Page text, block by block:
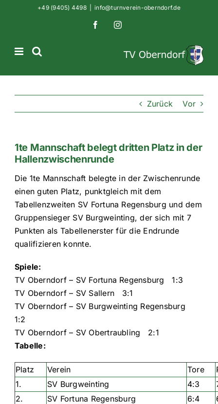
+49 (9405) 4498 info@turnverein-oberndorf.de
FacebookInstagram
Zurück Vor
1te Mannschaft belegt dritten Platz in der
Hallenzwischenrunde
Die 1te Mannschaft belegte in der Zwischenrunde
einen guten Platz, punktgleich mit dem
Tabellenzweiten SV Fortuna Regensburg und dem
Gruppensieger SV Burgweinting, der sich mit 7
Punkten als Tabellenerster für die Endrunde
qualifizieren konnte.
Spiele:
TV Oberndorf – SV Fortuna Regensburg 1:3
TV Oberndorf – SV Sallern 3:1
TV Oberndorf – SV Burgweinting Regensburg
1:2
TV Oberndorf – SV Obertraubling 2:1
Tabelle:
Platz Verein Tore
1.
SV Burgweinting 4:3
2.
SV Fortuna Regensburg 6:4